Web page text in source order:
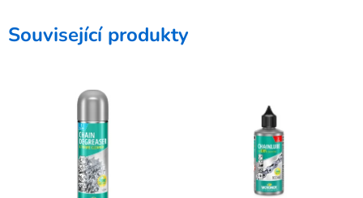
Související produkty